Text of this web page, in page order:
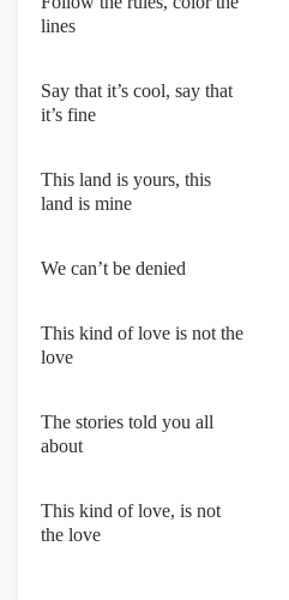
lines
Say that it’s cool, say that
it’s fine
This land is yours, this
land is mine
We can’t be denied
This kind of love is not the
love
The stories told you all
about
This kind of love, is not
the love